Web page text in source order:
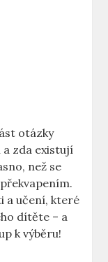
otázky
a zda existují
než se
a učení, které
dítěte – a
k výběru!